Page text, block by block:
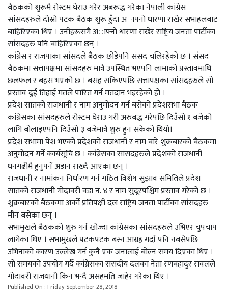
बैठककाे शुरूमै राेस्टम घेराउ गरेर अबरूद्ध गरेका नेपाली कांग्रेस
सांसदहरुले दाेस्राे पटक बैठक शुरू हुँदा अाफ्नाे धारणा राखेर सभाहलबाट
बाहिरिएका थिए । उनीहरूसंगै अाफ्नाे धारणा राखेर राष्ट्रिय जनता पार्टीका
सांसदहरु पनि बाहिरिएका छन् ।
कांग्रेस र राजपाका सांसदले बैठक छोडेपनि संसद चलिरहेको छ । संसद
बैठकमा सत्तापक्षमा सांसदहरु मात्रै उपस्थित भएपनि लामाको प्रस्तावमाथि
छलफल र बहस भएको छ । बसह सकिएपछि सत्तापक्षका सांसदहरुले सो
प्रस्ताव दुई तिहाई मतले पारित गर्न मतदान भइरहेकाे हाे ।
प्रदेश सातको राजधानी र नाम अनुमोदन गर्न बसेको प्रदेशसभा बैठक
कांग्रेसका सांसदहरुले रोस्टम घेराउ गरी अरुबद्ध गरेपछि दिउँसो १ बजेको
लागि बोलाइएपनि दिउँसो ३ बजेमात्रै शुरु हुन सकेको थियाे।
प्रदेश सभामा पेश भएको प्रदेशको राजधानी र नाम बारे शुक्रबारको बैठकमा
अनुमोदन गर्ने कार्यसूचि छ । कांग्रेसका सांसदहरुले प्रदेशको राजधानी
धनगढीमै हुनुपर्ने अडान राख्दै आएका छन् ।
राजधानी र नामांकन निर्धारण गर्न गठित विशेष सुझाव समितिले प्रदेश
सातको राजधानी गोदावरी वडा नं. ४ र नाम सुदूरपश्चिम प्रस्ताव गरेको छ ।
शुक्रबारको बैठकमा अर्को प्रतिपक्षी दल राष्ट्रिय जनता पार्टीका सांसदहरु
मौन बसेका छन् ।
सभामुखले बैठकको शुरु गर्न खोज्दा कांग्रेसका सांसदहरुले उभिएर चुपचाप
लागेका थिए । सभामुखले पटकपटक बस्न आग्रह गर्दा पनि नबसेपछि
उभिनाको कारण उल्लेख गर्न कुनै एक जनालाई बोल्न समय दिएका थिए ।
सो समयको उपयोग गर्दै कांग्रेसका संसदीय दलका नेता रणबहादुर रावलले
गोदावरी राजधानी किन भन्दै असहमति जाहेर गरेका थिए ।
Published On : Friday September 28, 2018